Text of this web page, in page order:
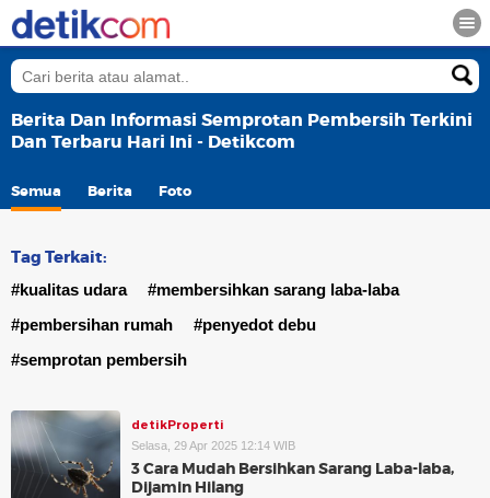
Berita Dan Informasi Semprotan Pembersih Terkini
Dan Terbaru Hari Ini - Detikcom
Semua Berita Foto
Tag Terkait:
#kualitas udara
#membersihkan sarang laba-laba
#pembersihan rumah
#penyedot debu
#semprotan pembersih
detikProperti
Selasa, 29 Apr 2025 12:14 WIB
3 Cara Mudah Bersihkan Sarang Laba-laba,
Dijamin Hilang